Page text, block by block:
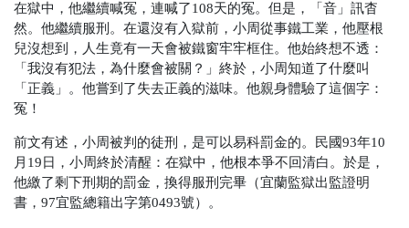
在獄中，他繼續喊冤，連喊了108天的冤。但是，「音」訊杳
然。他繼續服刑。在還沒有入獄前，小周從事鐵工業，他壓根
兒沒想到，人生竟有一天會被鐵窗牢牢框住。他始終想不透：
「我沒有犯法，為什麼會被關？」終於，小周知道了什麼叫
「正義」。他嘗到了失去正義的滋味。他親身體驗了這個字：
冤！
前文有述，小周被判的徒刑，是可以易科罰金的。民國93年10
月19日，小周終於清醒：在獄中，他根本爭不回清白。於是，
他繳了剩下刑期的罰金，換得服刑完畢（宜蘭監獄出監證明
書，97宜監總籍出字第0493號）。